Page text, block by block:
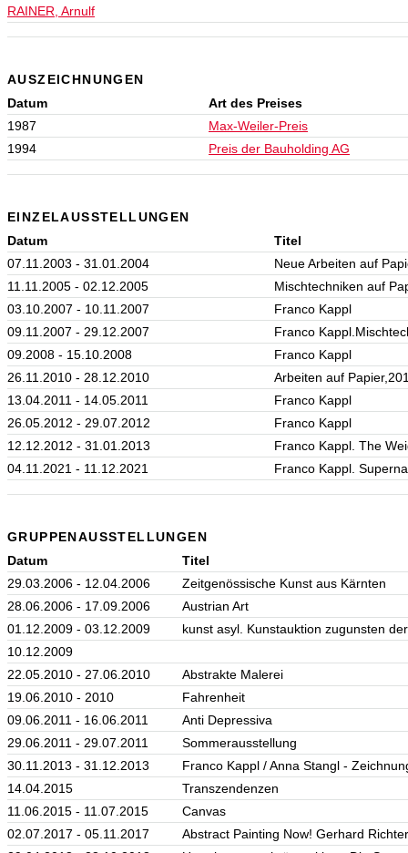
RAINER, Arnulf
AUSZEICHNUNGEN
Datum
Art des Preises
1987
Max-Weiler-Preis
1994
Preis der Bauholding AG
EINZELAUSSTELLUNGEN
Datum
Titel
07.11.2003 - 31.01.2004
Neue Arbeiten auf
11.11.2005 - 02.12.2005
Mischtechniken auf
03.10.2007 - 10.11.2007
Franco Kappl
09.11.2007 - 29.12.2007
Franco
09.2008 - 15.10.2008
Franco Kappl
26.11.2010 - 28.12.2010
Arbeiten auf
13.04.2011 - 14.05.2011
Franco Kappl
26.05.2012 - 29.07.2012
Franco Kappl
12.12.2012 - 31.01.2013
Franco Kappl. The
04.11.2021 - 11.12.2021
Franco Kappl.
GRUPPENAUSSTELLUNGEN
Datum
Titel
29.03.2006 - 12.04.2006
Zeitgenössische Kunst aus Kärnten
28.06.2006 - 17.09.2006
Austrian Art
01.12.2009 - 03.12.2009
kunst asyl. Kunstauktion zugunsten
10.12.2009
22.05.2010 - 27.06.2010
Abstrakte Malerei
19.06.2010 - 2010
Fahrenheit
09.06.2011 - 16.06.2011
Anti Depressiva
29.06.2011 - 29.07.2011
Sommerausstellung
30.11.2013 - 31.12.2013
Franco Kappl / Anna Stangl -
14.04.2015
Transzendenzen
11.06.2015 - 11.07.2015
Canvas
02.07.2017 - 05.11.2017
Abstract Painting Now! Gerhard